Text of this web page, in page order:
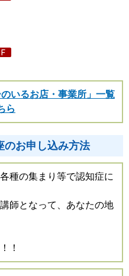
いるお店・事業所」一覧
ら
のお申し込み方法
種の集まり等で認知症に
師となって、あなたの地
！